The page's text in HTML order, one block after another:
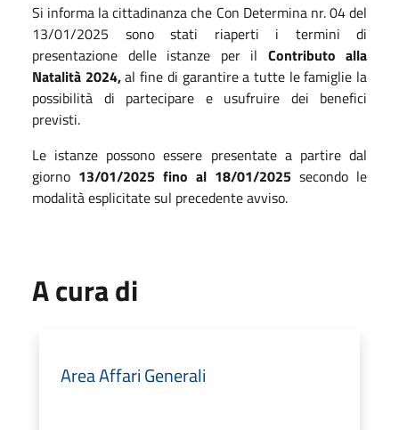
Si informa la cittadinanza che Con Determina nr. 04 del
13/01/2025 sono stati riaperti i termini di
presentazione delle istanze per il Contributo alla
Natalità 2024,al fine di garantire a tutte le famiglie la
possibilità di partecipare e usufruire dei benefici
previsti.
Le istanze possono essere presentate a partire dal
giorno 13/01/2025 fino al 18/01/2025 secondo le
modalità esplicitate sul precedente avviso.
A cura di
Area Affari Generali